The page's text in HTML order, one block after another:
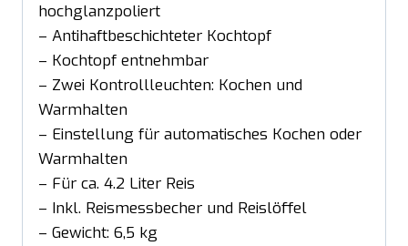
hochglanzpoliert
– Antihaftbeschichteter Kochtopf
– Kochtopf entnehmbar
– Zwei Kontrollleuchten: Kochen und
Warmhalten
– Einstellung für automatisches Kochen oder
Warmhalten
– Für ca. 4.2 Liter Reis
– Inkl. Reismessbecher und Reislöffel
– Gewicht: 6,5 kg